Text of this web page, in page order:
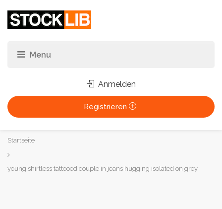
Anmelden
Registrieren
Sie
sind
hier:
Startseite
young shirtless tattooed couple in jeans hugging isolated on grey